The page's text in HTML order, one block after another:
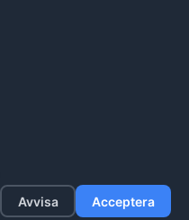
Avvisa Acceptera